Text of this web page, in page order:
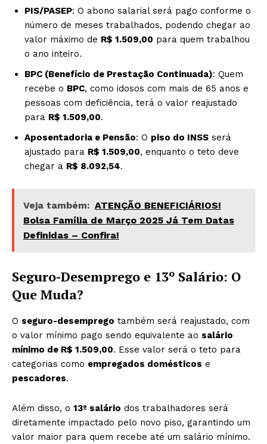
PIS/PASEP: O abono salarial será pago conforme o
número de meses trabalhados, podendo chegar ao
valor máximo de R$ 1.509,00 para quem trabalhou
o ano inteiro.
BPC (Benefício de Prestação Continuada): Quem
recebe o BPC, como idosos com mais de 65 anos e
pessoas com deficiência, terá o valor reajustado
para R$ 1.509,00.
Aposentadoria e Pensão: O piso do INSS será
ajustado para R$ 1.509,00, enquanto o teto deve
chegar a R$ 8.092,54.
Veja também: ATENÇÃO BENEFICIÁRIOS!
Bolsa Família de Março 2025 Já Tem Datas
Definidas – Confira!
Seguro-Desemprego e 13º Salário: O
Que Muda?
O seguro-desemprego também será reajustado, com
o valor mínimo pago sendo equivalente ao salário
mínimo de R$ 1.509,00. Esse valor será o teto para
categorias como empregados domésticos e
pescadores.
Além disso, o 13º salário dos trabalhadores será
diretamente impactado pelo novo piso, garantindo um
valor maior para quem recebe até um salário mínimo.